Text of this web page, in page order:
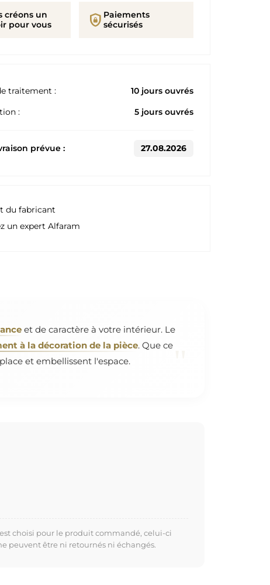
créons un
pour vous
shield_lock Paiements
sécurisés
traitement : 10 jours ouvrés
: 5 jours ouvrés
prévue : 27.08.2026
du fabricant
un expert Alfaram
et de caractère à votre intérieur. Le
à la décoration de la pièce. Que ce
et embellissent l'espace.
choisi pour le produit commandé, celui-ci
peuvent être ni retournés ni échangés.